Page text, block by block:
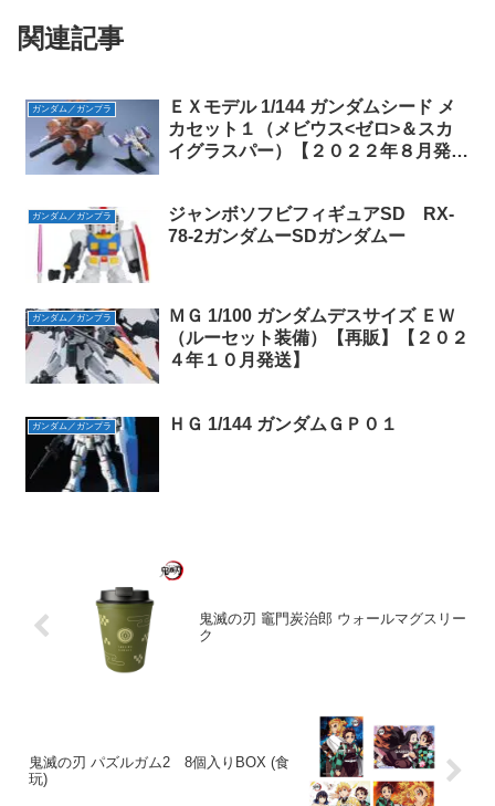
関連記事
ガンダム／ガンプラ
ＥＸモデル 1/144 ガンダムシード メ
カセット１（メビウス<ゼロ>＆スカ
イグラスパー）【２０２２年８月発
ガンダム／ガンプラ
ジャンボソフビフィギュアSD RX-
78-2ガンダムーSDガンダムー
ガンダム／ガンプラ
ＭＧ 1/100 ガンダムデスサイズ ＥＷ
（ルーセット装備）【再販】【２０２
４年１０月発送】
ガンダム／ガンプラ ＨＧ 1/144 ガンダムＧＰ０１
鬼滅の刃 竈門炭治郎 ウォールマグスリー
ク
鬼滅の刃 パズルガム2 8個入りBOX (食
玩)